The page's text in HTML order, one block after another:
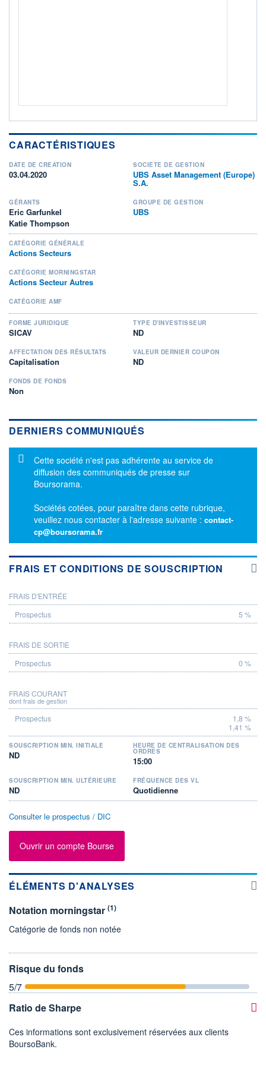
CARACTÉRISTIQUES
DATE DE CRÉATION
03.04.2020
SOCIÉTÉ DE GESTION
UBS Asset Management (Europe)
S.A.
GÉRANTS
Eric Garfunkel
Katie Thompson
GROUPE DE GESTION
UBS
CATÉGORIE GÉNÉRALE
Actions Secteurs
CATÉGORIE MORNINGSTAR
Actions Secteur Autres
CATÉGORIE AMF
FORME JURIDIQUE
SICAV
TYPE D'INVESTISSEUR
ND
AFFECTATION DES RÉSULTATS
Capitalisation
VALEUR DERNIER COUPON
ND
FONDS DE FONDS
Non
DERNIERS COMMUNIQUÉS
Message d'information
Cette société n'est pas adhérente au service de
diffusion des communiqués de presse sur
Boursorama.
Sociétés cotées, pour paraître dans cette rubrique,
veuillez nous contacter à l'adresse suivante : contact-
cp@boursorama.fr
FRAIS ET CONDITIONS DE SOUSCRIPTION
PROSPECTUS
FRAIS D'ENTRÉE
5 %
FRAIS DE SORTIE
0 %
FRAIS COURANT
dont frais de gestion
1,8 %
1,41 %
SOUSCRIPTION MIN. INITIALE
ND
HEURE DE CENTRALISATION DES
ORDRES
15:00
SOUSCRIPTION MIN. ULTÉRIEURE
ND
FRÉQUENCE DES VL
Quotidienne
Consulter le prospectus / DIC
Ouvrir un compte Bourse
ÉLÉMENTS D'ANALYSES
Notation morningstar (1)
Catégorie de fonds non notée
Risque du fonds
5/7
Ratio de Sharpe
Ces informations sont exclusivement réservées aux clients
BoursoBank.